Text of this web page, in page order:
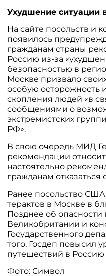
Ухудшение ситуации
На сайте посольств и
появилось
гражданам страны
Россию из-за
безопасностью в
Москве призвало
особую осторожность
скопления людей «в
сообщениями о
экстремистских
РФ».
В свою очередь МИД
рекомендации
настоятельно
гражданам отказаться
Ранее посольство
терактов в Москве в
Позднее об
Великобритании и
Государственного
того, Госдеп повысил
путешествий в
Фото: Символ